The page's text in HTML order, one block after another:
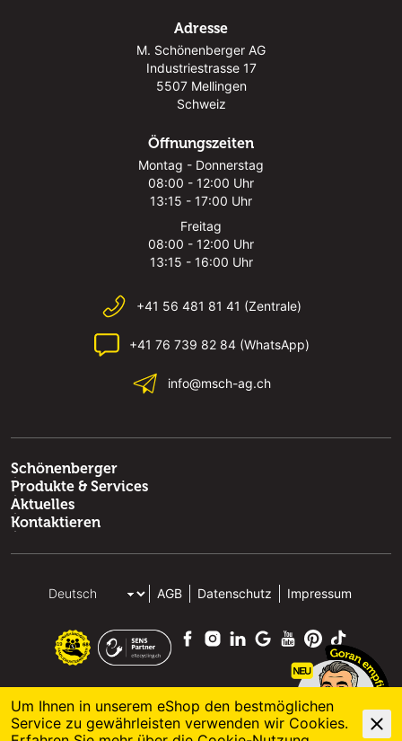
Adresse
M. Schönenberger AG
Industriestrasse 17
5507 Mellingen
Schweiz
Öffnungszeiten
Montag - Donnerstag
08:00 - 12:00 Uhr
13:15 - 17:00 Uhr
Freitag
08:00 - 12:00 Uhr
13:15 - 16:00 Uhr
+41 56 481 81 41 (Zentrale)
+41 76 739 82 84 (WhatsApp)
info@msch-ag.ch
Schönenberger
Produkte & Services
Aktuelles
Kontaktieren
AGB Datenschutz Impressum
© 2026 M. Schönenberger AG
powered by polynorm
Um Ihnen in unserem eShop den bestmöglichen
Service zu gewährleisten verwenden wir Cookies.